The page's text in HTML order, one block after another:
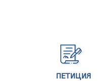
ПЕТИЦИЯ